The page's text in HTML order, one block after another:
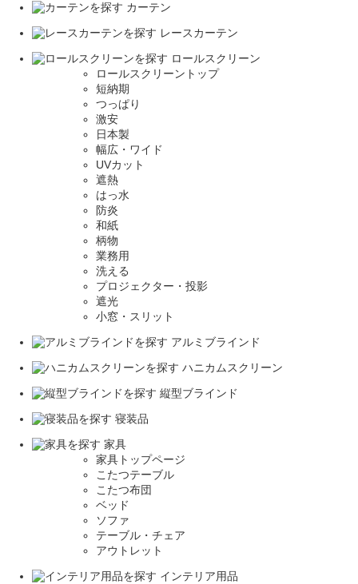
カーテン
レースカーテン
ロールスクリーン
ロールスクリーントップ
短納期
つっぱり
激安
日本製
幅広・ワイド
UVカット
遮熱
はっ水
防炎
和紙
柄物
業務用
洗える
プロジェクター・投影
遮光
小窓・スリット
アルミブラインド
ハニカムスクリーン
縦型ブラインド
寝装品
家具
家具トップページ
こたつテーブル
こたつ布団
ベッド
ソファ
テーブル・チェア
アウトレット
インテリア用品